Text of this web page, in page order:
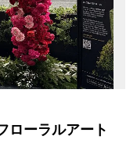
ローラルアート